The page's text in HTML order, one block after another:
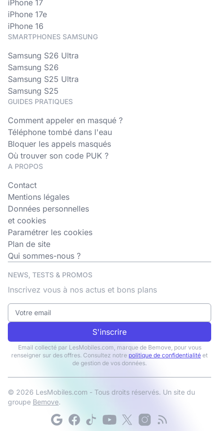
iPhone 17
iPhone 17e
iPhone 16
SMARTPHONES SAMSUNG
Samsung S26 Ultra
Samsung S26
Samsung S25 Ultra
Samsung S25
GUIDES PRATIQUES
Comment appeler en masqué ?
Téléphone tombé dans l'eau
Bloquer les appels masqués
Où trouver son code PUK ?
A PROPOS
Contact
Mentions légales
Données personnelles
et cookies
Paramétrer les cookies
Plan de site
Qui sommes-nous ?
NEWS, TESTS & PROMOS
Inscrivez vous à nos actus et bons plans
S'inscrire
Email collecté par LesMobiles.com, marque de Bemove, pour vous
renseigner sur des offres. Consultez notre politique de confidentialité et
de gestion de vos données.
© 2026 LesMobiles.com - Tous droits réservés. Un site du
groupe Bemove.